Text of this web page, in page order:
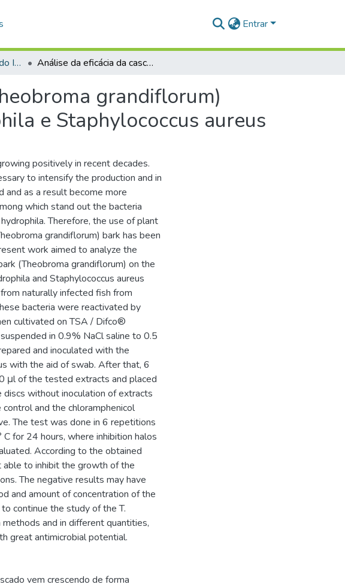
Entrar
IBEF - TCC - Bacharelado Interdisciplinar em Ciências Agrárias Análise da eficácia da casca do cupuaçu (Theobroma grandiflorum) sobre o crescimento da Aeromonas hydrophila e Staphylococcus aureus
grandiflorum)
e Staphylococcus aureus
positively in recent decades.
to intensify the production and in
as a result become more
which stand out the bacteria
Therefore, the use of plant
grandiflorum) bark has been
work aimed to analyze the
(Theobroma grandiflorum) on the
and Staphylococcus aureus
naturally infected fish from
bacteria were reactivated by
cultivated on TSA / Difco®
in 0.9% NaCl saline to 0.5
and inoculated with the
with the aid of swab. After that, 6
μl of the tested extracts and placed
without inoculation of extracts
and the chloramphenicol
The test was done in 6 repetitions
for 24 hours, where inhibition halos
According to the obtained
able to inhibit the growth of the
The negative results may have
and amount of concentration of the
continue the study of the T.
and in different quantities,
great antimicrobial potential.
vem crescendo de forma